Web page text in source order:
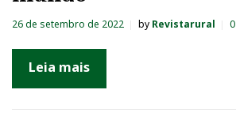
26 de setembro de 2022 by Revistarural 0
Leia mais